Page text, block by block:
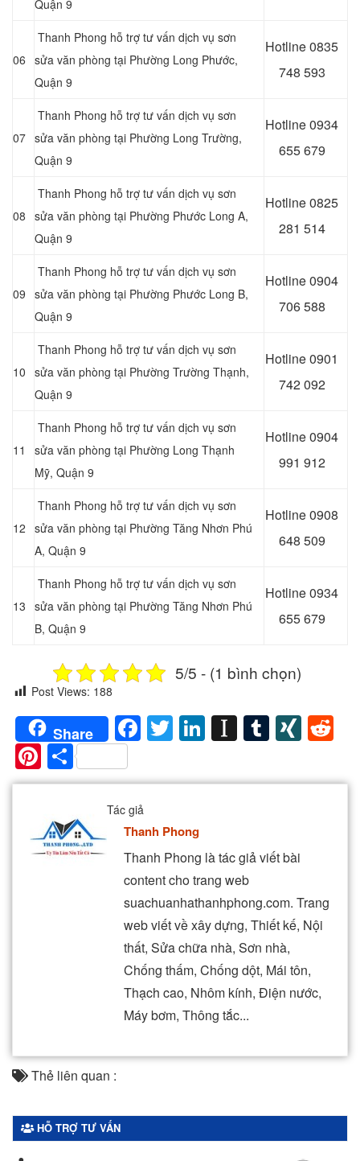
Quận 9
06
Thanh Phong hỗ trợ tư vấn dịch vụ sơn
sửa văn phòng tại Phường Long Phước,
Quận 9
Hotline 0835
748 593
07
Thanh Phong hỗ trợ tư vấn dịch vụ sơn
sửa văn phòng tại Phường Long Trường,
Quận 9
Hotline 0934
655 679
08
Thanh Phong hỗ trợ tư vấn dịch vụ sơn
sửa văn phòng tại Phường Phước Long A,
Quận 9
Hotline 0825
281 514
09
Thanh Phong hỗ trợ tư vấn dịch vụ sơn
sửa văn phòng tại Phường Phước Long B,
Quận 9
Hotline 0904
706 588
10
Thanh Phong hỗ trợ tư vấn dịch vụ sơn
sửa văn phòng tại Phường Trường Thạnh,
Quận 9
Hotline 0901
742 092
11
Thanh Phong hỗ trợ tư vấn dịch vụ sơn
sửa văn phòng tại Phường Long Thạnh
Mỹ, Quận 9
Hotline 0904
991 912
12
Thanh Phong hỗ trợ tư vấn dịch vụ sơn
sửa văn phòng tại Phường Tăng Nhơn Phú
A, Quận 9
Hotline 0908
648 509
13
Thanh Phong hỗ trợ tư vấn dịch vụ sơn
sửa văn phòng tại Phường Tăng Nhơn Phú
B, Quận 9
Hotline 0934
655 679
5/5 - (1 bình chọn)
Post Views: 188
Share Facebook
Twitter
LinkedIn
Instapaper
Tumblr
Pinterest
Share
Tác giả
Thanh Phong
Thanh Phong là tác giả viết bài
content cho trang web
suachuanhathanhphong.com. Trang
web viết về xây dựng, Thiết kế, Nội
thất, Sửa chữa nhà, Sơn nhà,
Chống thấm, Chống dột, Mái tôn,
Thạch cao, Nhôm kính, Điện nước,
Máy bơm, Thông tắc...
Thẻ liên quan :
HỖ TRỢ TƯ VẤN